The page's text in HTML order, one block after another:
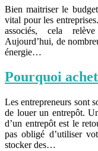
Bien maitriser le
vital pour les
associés, cela
Aujourd’hui, de
énergie…
Pourquoi
Les entrepreneurs sont
de louer un entrepôt.
d’un entrepôt est le
pas obligé d’utiliser
stocker des…